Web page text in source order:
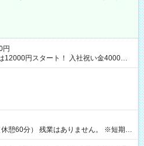
円
12000円スタート！ 入社祝い金4000円
し
60分） 残業はありません。 ※短期の
。予めご了承くださいませ。